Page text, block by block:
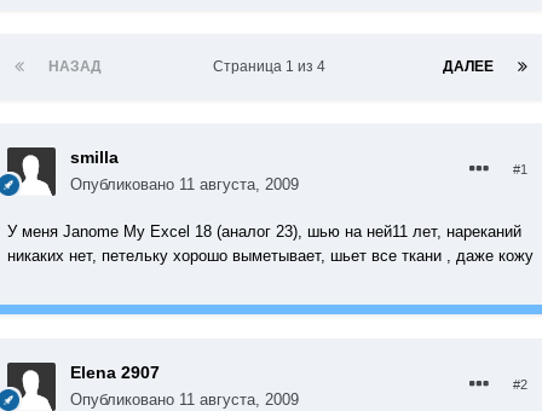
НАЗАД ДАЛЕЕ
Страница 1 из 4
smilla
Опубликовано 11 августа, 2009
#1
У меня Janome My Excel 18 (аналог 23), шью на ней11 лет, нареканий
никаких нет, петельку хорошо выметывает, шьет все ткани , даже кожу
Elena 2907
Опубликовано 11 августа, 2009
#2